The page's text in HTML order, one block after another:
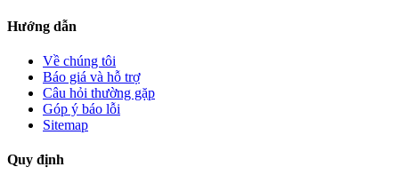
Hướng dẫn
Về chúng tôi
Báo giá và hỗ trợ
Câu hỏi thường gặp
Góp ý báo lỗi
Sitemap
Quy định